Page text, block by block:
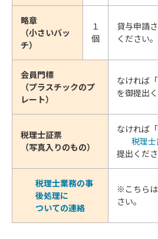
略章
（小さいバッ
チ）
１
個
貸与申請
ください。
会員門標
（プラスチックのプ
レート）
なければ「
を御提出く
税理士証票
（写真入りのもの）
なければ「
税理
提出くださ
税理士業務の事
後処理に
ついての連絡
※こちら
さい。